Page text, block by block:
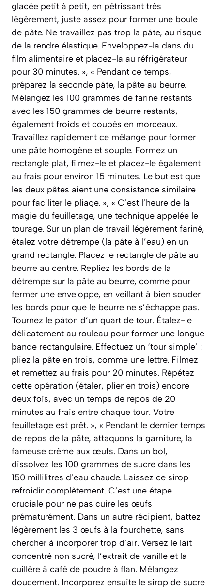
glacée petit à petit, en pétrissant très
légèrement, juste assez pour former une boule
de pâte. Ne travaillez pas trop la pâte, au risque
de la rendre élastique. Enveloppez-la dans du
film alimentaire et placez-la au réfrigérateur
pour 30 minutes. », « Pendant ce temps,
préparez la seconde pâte, la pâte au beurre.
Mélangez les 100 grammes de farine restants
avec les 150 grammes de beurre restants,
également froids et coupés en morceaux.
Travaillez rapidement ce mélange pour former
une pâte homogène et souple. Formez un
rectangle plat, filmez-le et placez-le également
au frais pour environ 15 minutes. Le but est que
les deux pâtes aient une consistance similaire
pour faciliter le pliage. », « C’est l’heure de la
magie du feuilletage, une technique appelée le
tourage. Sur un plan de travail légèrement fariné,
étalez votre détrempe (la pâte à l’eau) en un
grand rectangle. Placez le rectangle de pâte au
beurre au centre. Repliez les bords de la
détrempe sur la pâte au beurre, comme pour
fermer une enveloppe, en veillant à bien souder
les bords pour que le beurre ne s’échappe pas.
Tournez le pâton d’un quart de tour. Étalez-le
délicatement au rouleau pour former une longue
bande rectangulaire. Effectuez un ‘tour simple’ :
pliez la pâte en trois, comme une lettre. Filmez
et remettez au frais pour 20 minutes. Répétez
cette opération (étaler, plier en trois) encore
deux fois, avec un temps de repos de 20
minutes au frais entre chaque tour. Votre
feuilletage est prêt. », « Pendant le dernier temps
de repos de la pâte, attaquons la garniture, la
fameuse crème aux œufs. Dans un bol,
dissolvez les 100 grammes de sucre dans les
150 millilitres d’eau chaude. Laissez ce sirop
refroidir complètement. C’est une étape
cruciale pour ne pas cuire les œufs
prématurément. Dans un autre récipient, battez
légèrement les 3 œufs à la fourchette, sans
chercher à incorporer trop d’air. Versez le lait
concentré non sucré, l’extrait de vanille et la
cuillère à café de poudre à flan. Mélangez
doucement. Incorporez ensuite le sirop de sucre